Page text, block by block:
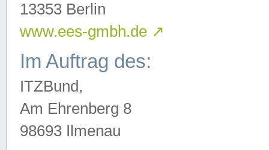
13353 Berlin
www.ees-gmbh.de ↗
Im Auftrag des:
ITZBund,
Am Ehrenberg 8
98693 Ilmenau